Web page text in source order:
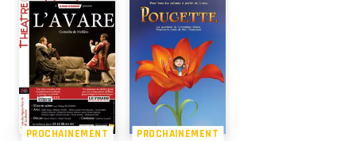
PROCHAINEMENT PROCHAINEMENT